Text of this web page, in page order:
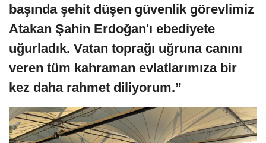
başında şehit düşen güvenlik görevlimiz
Atakan Şahin Erdoğan'ı ebediyete
uğurladık. Vatan toprağı uğruna canını
veren tüm kahraman evlatlarımıza bir
kez daha rahmet diliyorum.”